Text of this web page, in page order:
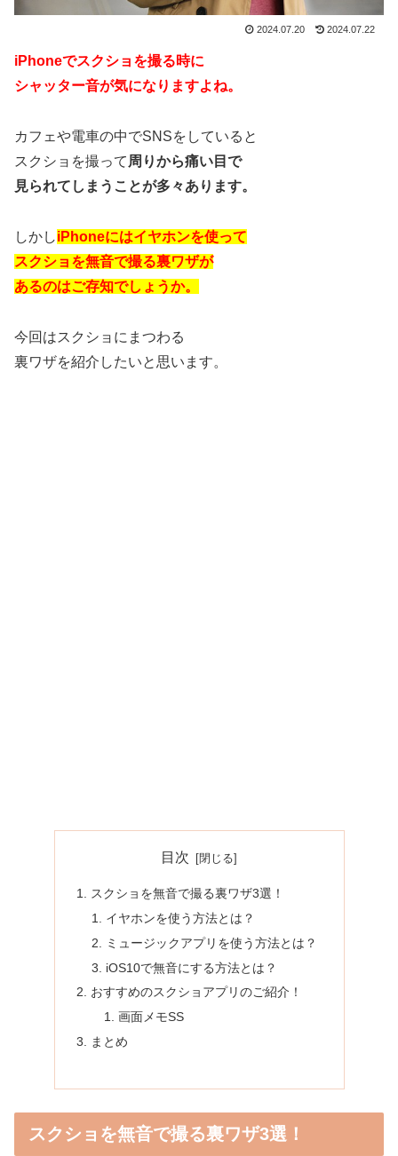
2024.07.20 2024.07.22
iPhoneでスクショを撮る時に
シャッター音が気になりますよね。
カフェや電車の中でSNSをしていると
スクショを撮って 周りから痛い目で
見られてしまうことが多々あります。
しかしiPhoneにはイヤホンを使って
スクショを無音で撮る裏ワザが
あるのはご存知でしょうか。
今回はスクショにまつわる
裏ワザを紹介したいと思います。
目次
スクショを無音で撮る裏ワザ3選！
イヤホンを使う方法とは？
ミュージックアプリを使う方法とは？
iOS10で無音にする方法とは？
おすすめのスクショアプリのご紹介！
画面メモSS
まとめ
スクショを無音で撮る裏ワザ3選！